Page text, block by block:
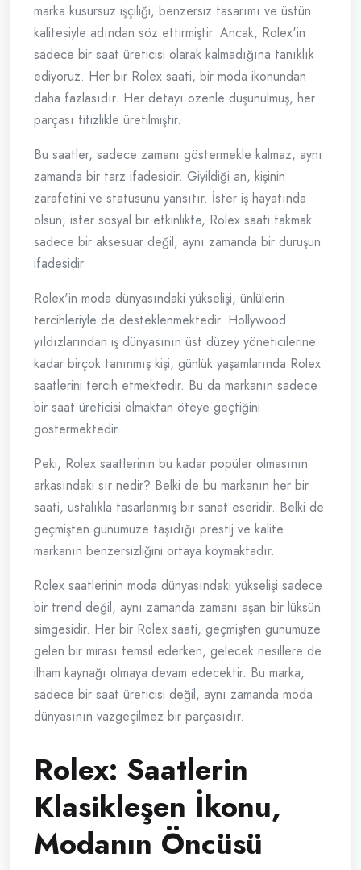
marka kusursuz işçiliği, benzersiz tasarımı ve üstün
kalitesiyle adından söz ettirmiştir. Ancak, Rolex'in
sadece bir saat üreticisi olarak kalmadığına tanıklık
ediyoruz. Her bir Rolex saati, bir moda ikonundan
daha fazlasıdır. Her detayı özenle düşünülmüş, her
parçası titizlikle üretilmiştir.
Bu saatler, sadece zamanı göstermekle kalmaz, aynı
zamanda bir tarz ifadesidir. Giyildiği an, kişinin
zarafetini ve statüsünü yansıtır. İster iş hayatında
olsun, ister sosyal bir etkinlikte, Rolex saati takmak
sadece bir aksesuar değil, aynı zamanda bir duruşun
ifadesidir.
Rolex'in moda dünyasındaki yükselişi, ünlülerin
tercihleriyle de desteklenmektedir. Hollywood
yıldızlarından iş dünyasının üst düzey yöneticilerine
kadar birçok tanınmış kişi, günlük yaşamlarında Rolex
saatlerini tercih etmektedir. Bu da markanın sadece
bir saat üreticisi olmaktan öteye geçtiğini
göstermektedir.
Peki, Rolex saatlerinin bu kadar popüler olmasının
arkasındaki sır nedir? Belki de bu markanın her bir
saati, ustalıkla tasarlanmış bir sanat eseridir. Belki de
geçmişten günümüze taşıdığı prestij ve kalite
markanın benzersizliğini ortaya koymaktadır.
Rolex saatlerinin moda dünyasındaki yükselişi sadece
bir trend değil, aynı zamanda zamanı aşan bir lüksün
simgesidir. Her bir Rolex saati, geçmişten günümüze
gelen bir mirası temsil ederken, gelecek nesillere de
ilham kaynağı olmaya devam edecektir. Bu marka,
sadece bir saat üreticisi değil, aynı zamanda moda
dünyasının vazgeçilmez bir parçasıdır.
Rolex: Saatlerin
Klasikleşen İkonu,
Modanın Öncüsü